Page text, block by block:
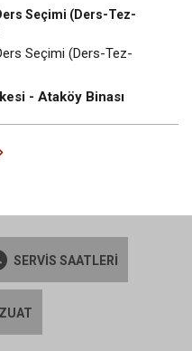
Seçimi (Ders-Tez-
Seçimi (Ders-Tez-
- Ataköy Binası
SERVİS SAATLERİ